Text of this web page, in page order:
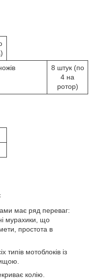
8 штук (по
4 на
ротор)
має ряд переваг:
мурахики, що
простота в
типів мотоблоків із
колію.